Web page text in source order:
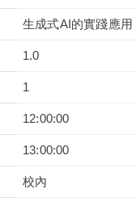
生成式AI的實踐應
1.0
1
12:00:00
13:00:00
校內